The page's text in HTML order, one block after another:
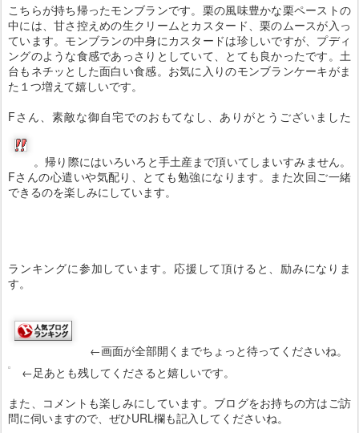
こちらが持ち帰ったモンブランです。栗の風味豊かな栗ペーストの
中には、甘さ控えめの生クリームとカスタード、栗のムースが入っ
ています。モンブランの中身にカスタードは珍しいですが、プディ
ングのような食感であっさりとしていて、とても良かったです。土
台もネチッとした面白い食感。お気に入りのモンブランケーキがま
た１つ増えて嬉しいです。
Fさん、素敵な御自宅でのおもてなし、ありがとうございました
。帰り際にはいろいろと手土産まで頂いてしまいすみません。
Fさんの心遣いや気配り、とても勉強になります。また次回ご一緒
できるのを楽しみにしています。
ランキングに参加しています。応援して頂けると、励みになりま
す。
←画面が全部開くまでちょっと待ってくださいね。
←足あとも残してくださると嬉しいです。
また、コメントも楽しみにしています。ブログをお持ちの方はご訪
問に伺いますので、ぜひURL欄も記入してくださいね。